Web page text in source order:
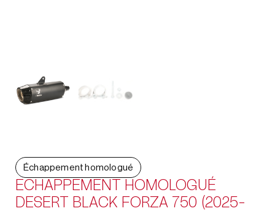
Échappement homologué
ECHAPPEMENT HOMOLOGUÉ
DESERT BLACK FORZA 750 (2025-